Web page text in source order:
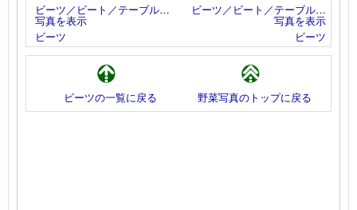
ビーツ／ビート／テーブル…
写真を表示
ビーツ
ビーツ／ビート／テーブル…
写真を表示
ビーツ
ビーツの一覧に戻る 野菜写真のトップに戻る